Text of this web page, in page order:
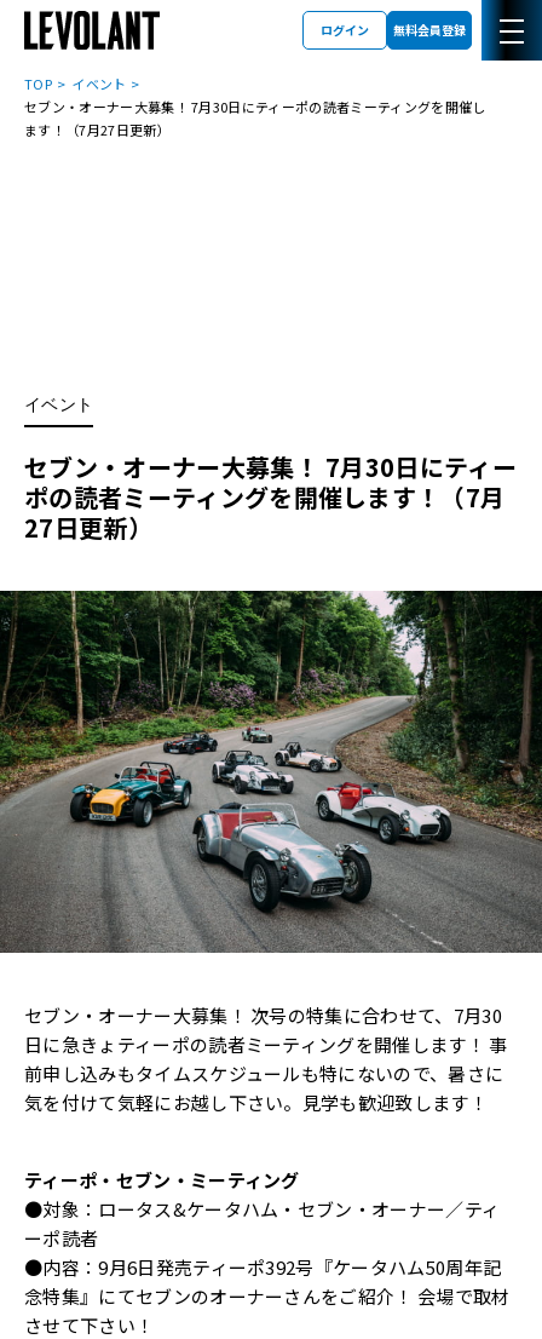
ログイン 無料会員登録
TOP
イベント
セブン・オーナー大募集！ 7月30日にティーポの読者ミーティングを開催し
ます！（7月27日更新）
イベント
セブン・オーナー大募集！ 7月30日にティー
ポの読者ミーティングを開催します！（7月
27日更新）
セブン・オーナー大募集！ 次号の特集に合わせて、7月30
日に急きょティーポの読者ミーティングを開催します！ 事
前申し込みもタイムスケジュールも特にないので、暑さに
気を付けて気軽にお越し下さい。見学も歓迎致します！
ティーポ・セブン・ミーティング
●対象：ロータス&ケータハム・セブン・オーナー／ティ
ーポ読者
●内容：9月6日発売ティーポ392号『ケータハム50周年記
念特集』にてセブンのオーナーさんをご紹介！ 会場で取材
させて下さい！